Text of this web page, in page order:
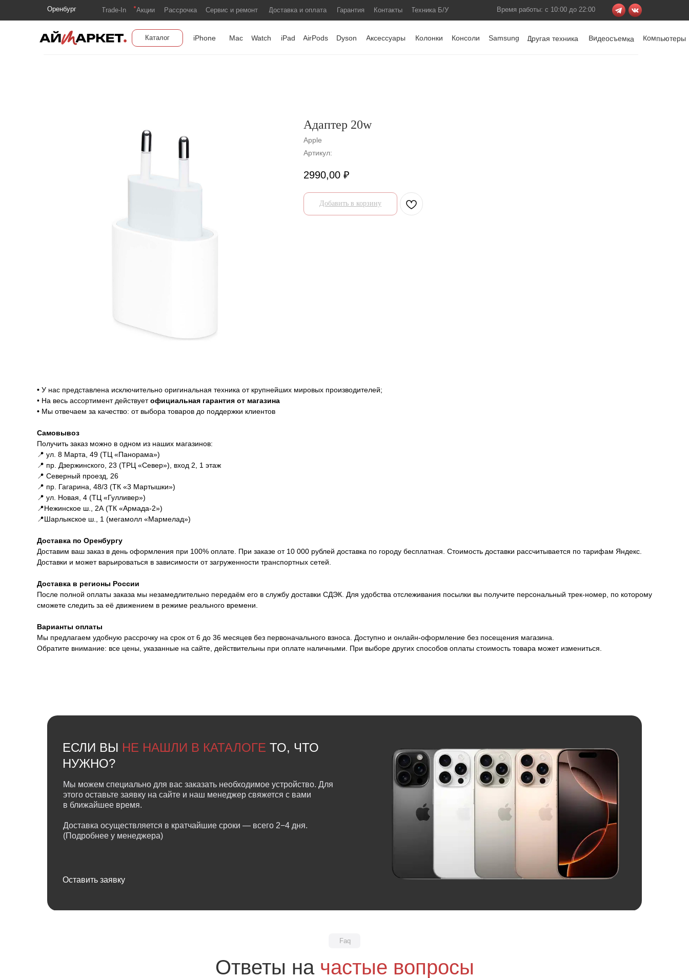
Оренбург Время работы: с 10:00 до 22:00
Техника Б/У
Контакты
Гарантия
Доставка и оплата
Сервис и ремонт
Рассрочка
Trade-In Акции
Каталог Компьютеры
Видеосъемка
Другая техника
Samsung
Консоли
Колонки
Аксессуары
Dyson
AirPods
iPad
Watch
Mac
iPhone
Адаптер 20w
Apple
Артикул:
2990,00 ₽
Добавить в корзину
• У нас представлена исключительно оригинальная техника от крупнейших мировых производителей;
• На весь ассортимент действуетофициальная гарантия от магазина
• Мы отвечаем за качество: от выбора товаров до поддержки клиентов
Самовывоз
Получить заказ можно в одном из наших магазинов:
📍 ул. 8 Марта, 49 (ТЦ «Панорама»)
📍 пр. Дзержинского, 23 (ТРЦ «Север»), вход 2, 1 этаж
📍 Северный проезд, 26
📍 пр. Гагарина, 48/3 (ТК «3 Мартышки»)
📍 ул. Новая, 4 (ТЦ «Гулливер»)
📍Нежинское ш., 2А (ТК «Армада-2»)
📍Шарлыкское ш., 1 (мегамолл «Мармелад»)
Доставка по Оренбургу
Доставим ваш заказ в день оформления при 100% оплате. При заказе от 10 000 рублей доставка по городу бесплатная. Стоимость доставки рассчитывается по тарифам Яндекс.
Доставки и может варьироваться в зависимости от загруженности транспортных сетей.
Доставка в регионы России
После полной оплаты заказа мы незамедлительно передаём его в службу доставки СДЭК. Для удобства отслеживания посылки вы получите персональный трек-номер, по которому
сможете следить за её движением в режиме реального времени.
Варианты оплаты
Мы предлагаем удобную рассрочку на срок от 6 до 36 месяцев без первоначального взноса. Доступно и онлайн-оформление без посещения магазина.
Обратите внимание: все цены, указанные на сайте, действительны при оплате наличными. При выборе других способов оплаты стоимость товара может измениться.
Оставить заявку
Мы можем специально для вас заказать необходимое устройство. Для
этого оставьте заявку на сайте и наш менеджер свяжется с вами
в ближайшее время.
Доставка осуществляется в кратчайшие сроки — всего 2−4 дня.
(Подробнее у менеджера)
ЕСЛИ ВЫ НЕ НАШЛИ В КАТАЛОГЕ ТО, ЧТО
НУЖНО?
Ответы на частые вопросы
Faq